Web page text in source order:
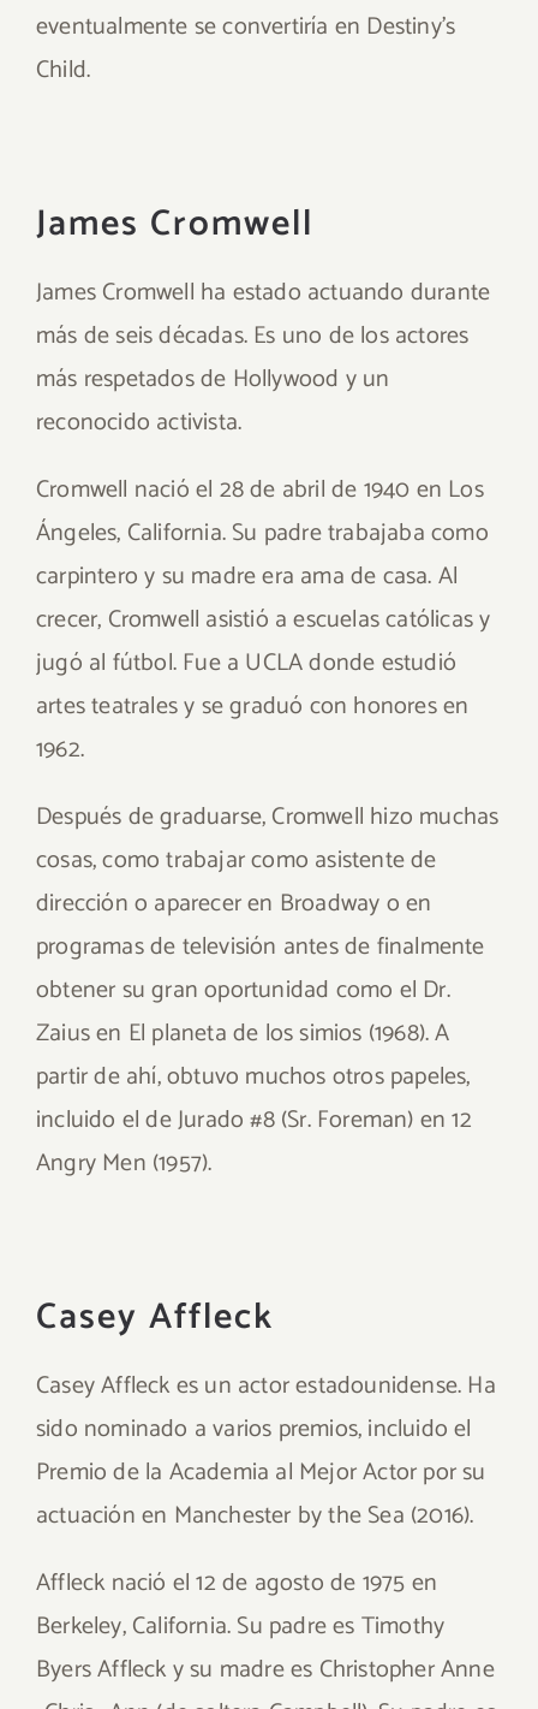
eventualmente se convertiría en Destiny’s
Child.
James Cromwell
James Cromwell ha estado actuando durante
más de seis décadas. Es uno de los actores
más respetados de Hollywood y un
reconocido activista.
Cromwell nació el 28 de abril de 1940 en Los
Ángeles, California. Su padre trabajaba como
carpintero y su madre era ama de casa. Al
crecer, Cromwell asistió a escuelas católicas y
jugó al fútbol. Fue a UCLA donde estudió
artes teatrales y se graduó con honores en
1962.
Después de graduarse, Cromwell hizo muchas
cosas, como trabajar como asistente de
dirección o aparecer en Broadway o en
programas de televisión antes de finalmente
obtener su gran oportunidad como el Dr.
Zaius en El planeta de los simios (1968). A
partir de ahí, obtuvo muchos otros papeles,
incluido el de Jurado #8 (Sr. Foreman) en 12
Angry Men (1957).
Casey Affleck
Casey Affleck es un actor estadounidense. Ha
sido nominado a varios premios, incluido el
Premio de la Academia al Mejor Actor por su
actuación en Manchester by the Sea (2016).
Affleck nació el 12 de agosto de 1975 en
Berkeley, California. Su padre es Timothy
Byers Affleck y su madre es Christopher Anne